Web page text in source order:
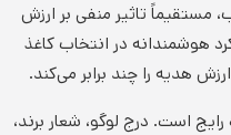
مستقیماً تاثیر منفی بر ارزش
هوشمندانه در انتخاب کاغذ
هدیه را چند برابر می‌کند.
است. درج لوگو، شعار برند،